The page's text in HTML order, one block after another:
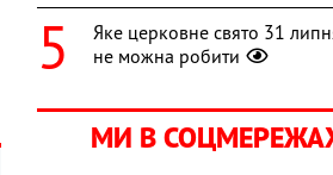
Яке церковне свято 31
не можна робити
МИ В